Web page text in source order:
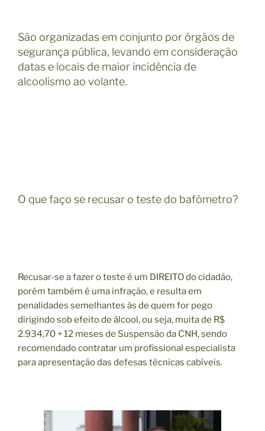
São organizadas em conjunto por órgãos de
segurança pública, levando em consideração
datas e locais de maior incidência de
alcoolismo ao volante.
O que faço se recusar o teste do bafômetro?
Recusar-se a fazer o teste é um DIREITO do cidadão,
porém também é uma infração, e resulta em
penalidades semelhantes às de quem for pego
dirigindo sob efeito de álcool, ou seja, muita de R$
2.934,70 + 12 meses de Suspensão da CNH, sendo
recomendado contratar um profissional especialista
para apresentação das defesas técnicas cabíveis.